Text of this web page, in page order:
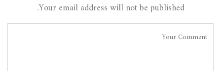
Your email address will not be published.